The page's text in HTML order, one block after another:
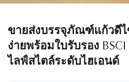
ขายส่งบรรจุภัณฑ์แก้วดีไ
ง่ายพร้อมใบรับรอง
ไลฟ์สไตล์ระดับไฮเอนด์